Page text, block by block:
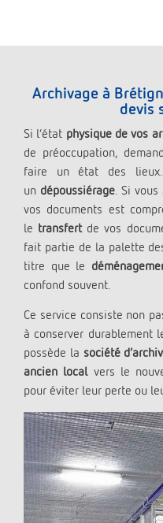
Archivage à
devis
Si l’état physique de vos
de préoccupation,
faire un état des
un dépoussiérage. Si
vos documents est
le transfert de vos
fait partie de la palette
titre que le
confond souvent.
Ce service consiste non
à conserver durablement
possède la société
ancien localvers le
pour éviter leur perte ou